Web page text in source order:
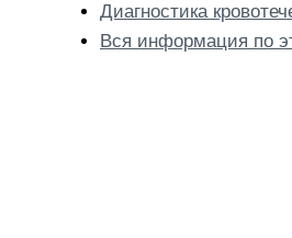
Диагностика
Вся информация по